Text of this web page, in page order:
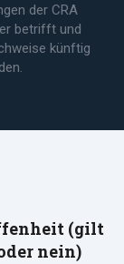
der CRA
betrifft und
künftig
(gilt
nein)